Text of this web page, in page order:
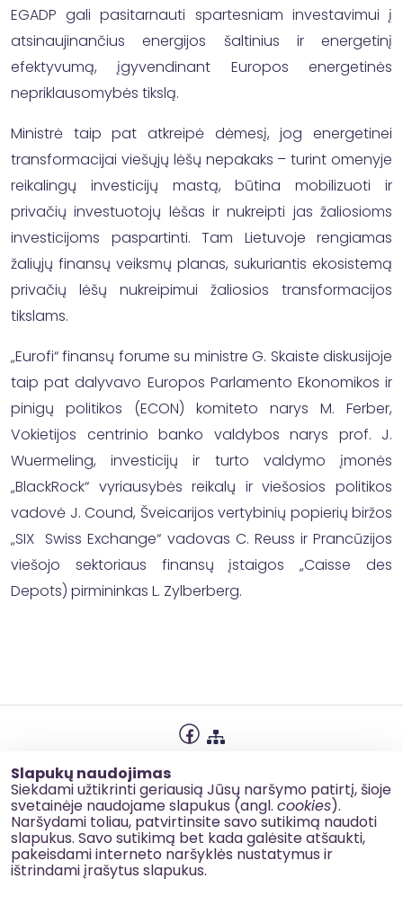
Slapukų naudojimas
Siekdami užtikrinti geriausią Jūsų naršymo patirtį, šioje
svetainėje naudojame slapukus (angl. cookies).
Naršydami toliau, patvirtinsite savo sutikimą naudoti
slapukus. Savo sutikimą bet kada galėsite atšaukti,
pakeisdami interneto naršyklės nustatymus ir
ištrindami įrašytus slapukus.
EGADP gali pasitarnauti spartesniam investavimui į
atsinaujinančius energijos šaltinius ir energetinį
efektyvumą, įgyvendinant Europos energetinės
nepriklausomybės tikslą.
Ministrė taip pat atkreipė dėmesį, jog energetinei
transformacijai viešųjų lėšų nepakaks – turint omenyje
reikalingų investicijų mastą, būtina mobilizuoti ir
privačių investuotojų lėšas ir nukreipti jas žaliosioms
investicijoms paspartinti. Tam Lietuvoje rengiamas
žaliųjų finansų veiksmų planas, sukuriantis ekosistemą
privačių lėšų nukreipimui žaliosios transformacijos
tikslams.
„Eurofi“ finansų forume su ministre G. Skaiste diskusijoje
taip pat dalyvavo Europos Parlamento Ekonomikos ir
pinigų politikos (ECON) komiteto narys M. Ferber,
Vokietijos centrinio banko valdybos narys prof. J.
Wuermeling, investicijų ir turto valdymo įmonės
„BlackRock“ vyriausybės reikalų ir viešosios politikos
vadovė J. Cound, Šveicarijos vertybinių popierių biržos
„SIX Swiss Exchange“ vadovas C. Reuss ir Prancūzijos
viešojo sektoriaus finansų įstaigos „Caisse des
Depots) pirmininkas L. Zylberberg.
Slapukų naudojimas
Korupcijos prevencija
Kontaktai